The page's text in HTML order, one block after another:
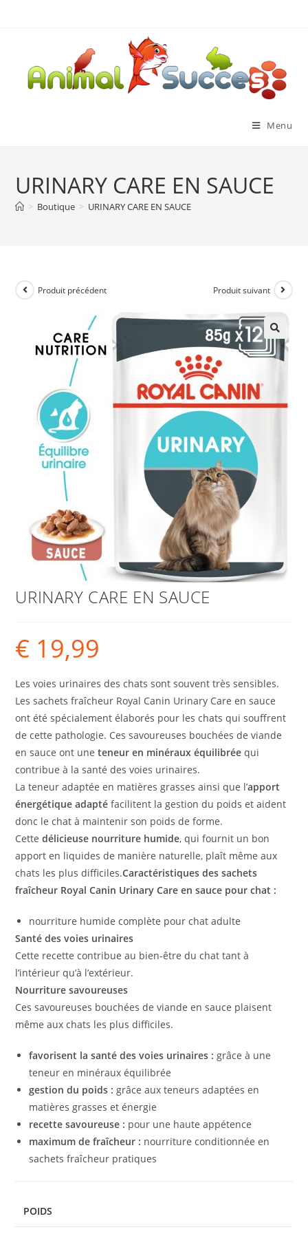
Menu
URINARY CARE EN SAUCE
> Boutique > URINARY CARE EN SAUCE
Produit précédent Produit suivant
URINARY CARE EN SAUCE
€ 19,99
Les voies urinaires des chats sont souvent très sensibles.
Les sachets fraîcheur Royal Canin Urinary Care en sauce
ont été spécialement élaborés pour les chats qui souffrent
de cette pathologie. Ces savoureuses bouchées de viande
en sauce ont une teneur en minéraux équilibrée qui
contribue à la santé des voies urinaires.
La teneur adaptée en matières grasses ainsi que l’apport
énergétique adaptéfacilitent la gestion du poids et aident
donc le chat à maintenir son poids de forme.
Cette délicieuse nourriture humide, qui fournit un bon
apport en liquides de manière naturelle, plaît même aux
chats les plus difficiles.Caractéristiques des sachets
fraîcheur Royal Canin Urinary Care en sauce pour chat :
nourriture humide complète pour chat adulte
Santé des voies urinaires
Cette recette contribue au bien-être du chat tant à
l’intérieur qu’à l’extérieur.
Nourriture savoureuses
Ces savoureuses bouchées de viande en sauce plaisent
même aux chats les plus difficiles.
favorisent la santé des voies urinaires : grâce à une
teneur en minéraux équilibrée
gestion du poids :grâce aux teneurs adaptées en
matières grasses et énergie
recette savoureuse : pour une haute appétence
maximum de fraîcheur : nourriture conditionnée en
sachets fraîcheur pratiques
POIDS